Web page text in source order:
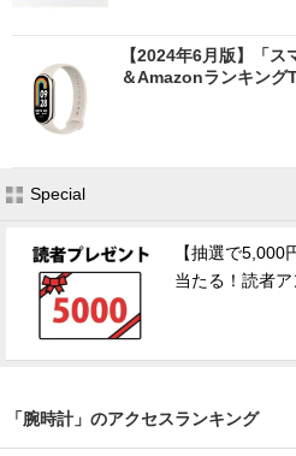
【2024年6月版】「
＆Amazonランキング
Special
【抽選で5,000
当たる！読者
「腕時計」のアクセスランキング